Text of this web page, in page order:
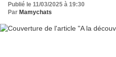
Publié le 11/03/2025 à 19:30
Par Mamychats